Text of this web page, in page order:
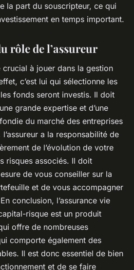
la part du souscripteur, ce qui
en temps important.
rôle de l’assureur
crucial à jouer dans la gestion
c’est lui qui sélectionne les
fonds seront investis. Il doit
grande expertise et d’une
du marché des entreprises
a la responsabilité de
de l’évolution de votre
risques associés. Il doit
de vous conseiller sur la
et de vous accompagner
conclusion, l’assurance vie
risque est un produit
offre de nombreuses
comporte également des
Il est donc essentiel de bien
et de se faire